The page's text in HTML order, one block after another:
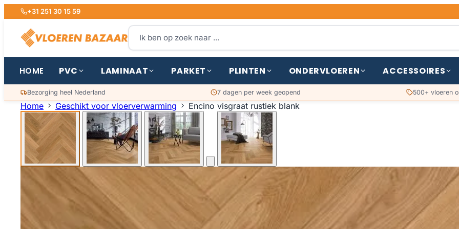
+31 251 30 15 59
HOME PVC LAMINAAT PARKET PLINTEN ONDERVLOEREN ACCESSOIRES
Bezorging heel Nederland 7 dagen per week geopend 500+ vloeren
Home Geschikt voor vloerverwarming Encino visgraat rustiek blank